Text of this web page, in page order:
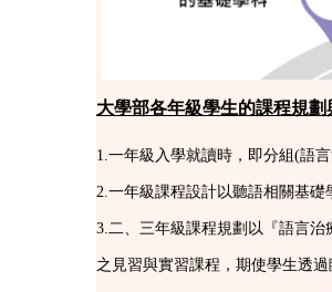
大學部各年級學生的課程規
1.一年級入學就讀時，即分組(語
2.一年級課程設計以聽語相關基
3.二、三年級課程規劃以『語言
之見習與實習課程，期使學生透